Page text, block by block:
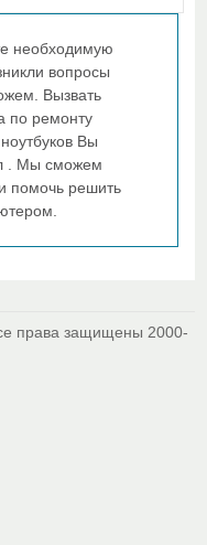
необходимую
вопросы
Вызвать
по ремонту
Вы
. Мы сможем
помочь решить
права защищены 2000-